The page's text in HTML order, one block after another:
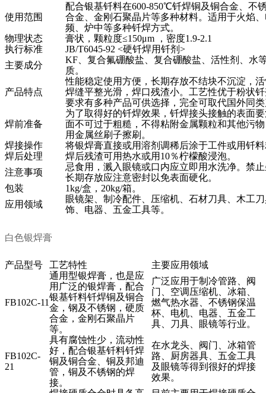
使用范围
配合银基钎料在600-850℃钎焊铜及铜合金、不
合金、金刚石聚晶片等多种材料。适用于火焰
频、炉中等多种钎焊方式。
物理状态
膏状，颗粒度≤150μm ，密度1.9-2.1
执行标准
JB/T6045-92 <硬钎焊用钎剂>
主要成分
KF 、复合氟硼酸盐、复合硼酸盐、活性剂、水
质。
产品特点
性能稳定使用方便，长期存放不结块不沉淀，
焊缝平整光滑，焊口残渣小。工艺性优于粉状
要求有多种产品可供选择，完全可取代国外同
焊前准备
为了取得好的钎焊效果，钎焊接头接触的表面
面不可过于粗糙，不得粘附金属颗粒和其他污
用金属丝刷子擦刷。
焊接操作
将银焊膏直接或用溶剂调稀后涂于工件或用钎
焊后处理
焊后残渣可用热水或用10％柠檬酸浸泡。
注意事项
忌食用，溅入眼镜或口内应立即用水洗净。禁
长期存放应注意密封以免表面硬化。
包装
1kg/盒，20kg/箱。
应用领域
眼镜架、制冷配件、压缩机、石材刀具、木工
饰、电器、五金工具等。
白色银焊膏
产品型号 工艺特性 主要应用领域
FB102C-11
通用型银焊膏，也是应
用广泛的银焊膏，配合
银基钎料钎焊铜及铜合
金，钢及不锈钢，硬质
合金，金刚石聚晶片
等。
广泛应用于制冷管路、阀
门、空调压缩机、冰箱、
燃气热水器、不锈钢保温
杯、电机、电器、五金工
具、刀具、眼镜等行业。
FB102C-
21
具有腐蚀性少，流动性
好，配合银基钎料钎焊
铜及铜合金、铜及邦迪
管，铜及不锈钢的焊
接。
在水龙头、阀门、冰箱管
路、厨房器具、五金工具
及眼镜等得到很好的焊接
效果。